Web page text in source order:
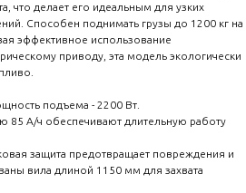
что делает его идеальным для узких
Способен поднимать грузы до 1200 кг на
эффективное использование
приводу, эта модель экологически
подъема - 2200 Вт.
85 А/ч обеспечивают длительную работу
защита предотвращает повреждения и
вила длиной 1150 мм для захвата